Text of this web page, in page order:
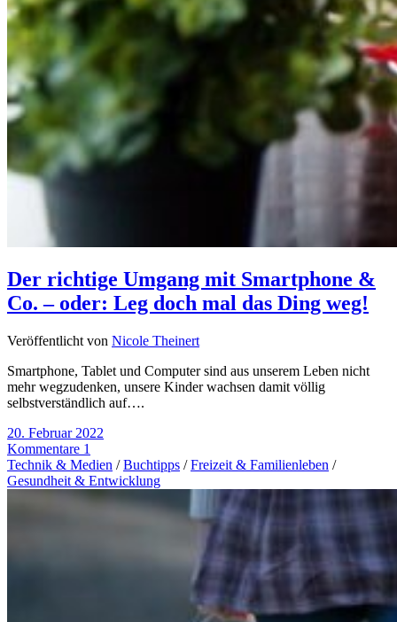
Der richtige Umgang mit Smartphone &
Co. – oder: Leg doch mal das Ding weg!
Veröffentlicht von Nicole Theinert
Smartphone, Tablet und Computer sind aus unserem Leben nicht
mehr wegzudenken, unsere Kinder wachsen damit völlig
selbstverständlich auf….
20. Februar 2022
Kommentare 1
Technik & Medien /Buchtipps /Freizeit & Familienleben /
Gesundheit & Entwicklung